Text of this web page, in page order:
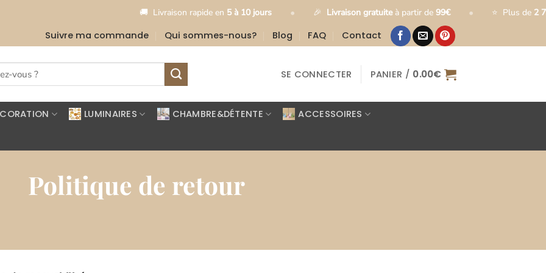
Livraison rapide en5 à 10 jours • 🎉 Livraison gratuiteà partir de99€ • ⭐ Plus de 2 700 clients
Suivre ma commande Qui sommes-nous? Blog FAQ Contact
SE CONNECTER PANIER / 0.00€
LUMINAIRES CHAMBRE&DÉTENTE
ACCESSOIRES
Politique de retour